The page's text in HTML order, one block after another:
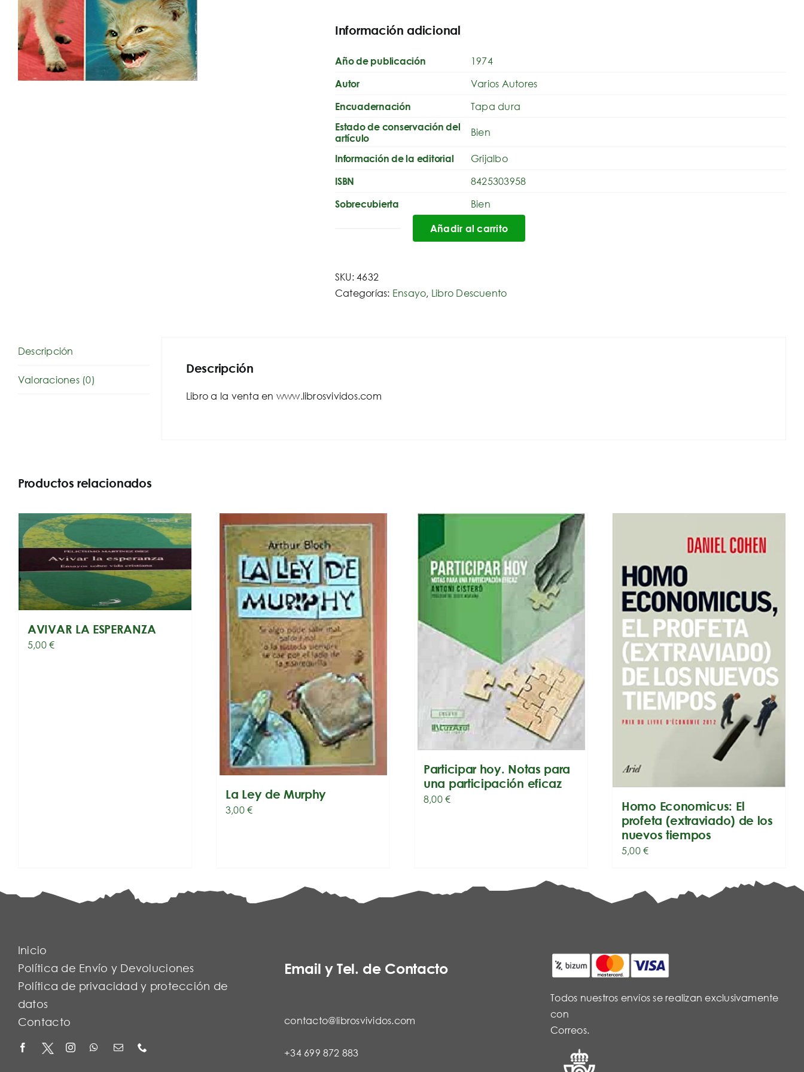
Información adicional
Año de publicación 1974
Autor Varios Autores
Encuadernación Tapa dura
Estado de conservación del
artículo
Bien
Información de la editorial Grijalbo
ISBN 8425303958
Sobrecubierta Bien
hermosos
cantidad
Añadir al carrito
SKU:4632
Categorías: Ensayo, Libro Descuento
Descripción
Valoraciones (0)
Descripción
Libro a la venta en www.librosvividos.com
Productos relacionados
AVIVAR LA ESPERANZA
5,00€
La Ley de Murphy
3,00€
Participar hoy. Notas para
una participación eficaz
8,00€
Homo Economicus: El
profeta (extraviado) de los
nuevos tiempos
5,00€
Inicio
Política de Envío y Devoluciones
Política de privacidad y protección de
datos
Contacto
Email y Tel. de Contacto
contacto@librosvividos.com
+34 699 872 883
Todos nuestros envíos se realizan exclusivamente
con
Correos.